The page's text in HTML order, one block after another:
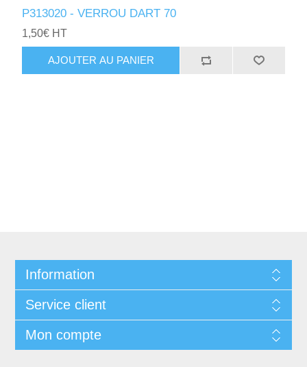
P313020 - VERROU DART 70
1,50€ HT
AJOUTER AU PANIER
Information
Service client
Mon compte